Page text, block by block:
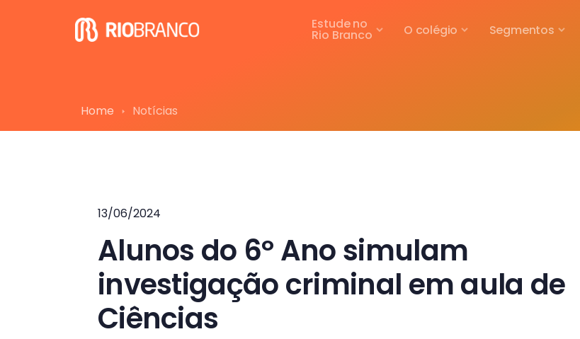
Estude no
Rio Branco O colégio Segmentos
Home Notícias
13/06/2024
Alunos do 6º Ano simulam
investigação criminal em aula de
Ciências